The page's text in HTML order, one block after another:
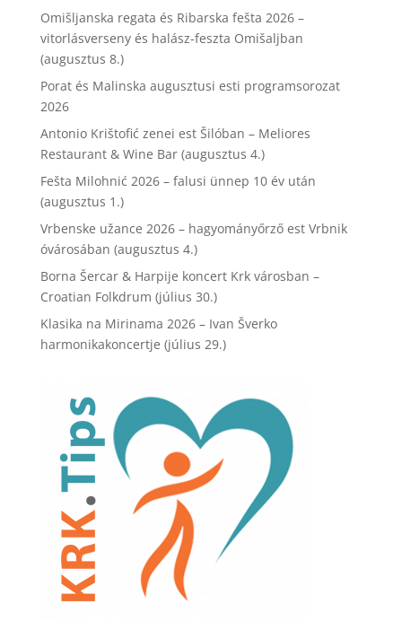
Omišljanska regata és Ribarska fešta 2026 –
vitorlásverseny és halász-feszta Omišaljban
(augusztus 8.)
Porat és Malinska augusztusi esti programsorozat
2026
Antonio Krištofić zenei est Šilóban – Meliores
Restaurant & Wine Bar (augusztus 4.)
Fešta Milohnić 2026 – falusi ünnep 10 év után
(augusztus 1.)
Vrbenske užance 2026 – hagyományőrző est Vrbnik
óvárosában (augusztus 4.)
Borna Šercar & Harpije koncert Krk városban –
Croatian Folkdrum (július 30.)
Klasika na Mirinama 2026 – Ivan Šverko
harmonikakoncertje (július 29.)